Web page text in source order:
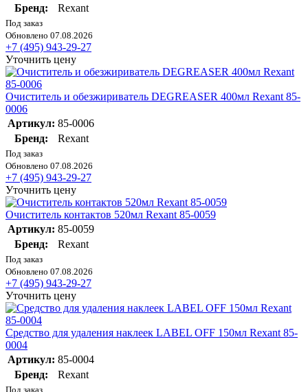
Бренд:
Rexant
Под заказ
Обновлено 07.08.2026
+7 (495) 943-29-27
Уточнить цену
Очиститель и обезжириватель DEGREASER 400мл Rexant 85-
0006
Артикул: 85-0006
Бренд:
Rexant
Под заказ
Обновлено 07.08.2026
+7 (495) 943-29-27
Уточнить цену
Очиститель контактов 520мл Rexant 85-0059
Артикул: 85-0059
Бренд:
Rexant
Под заказ
Обновлено 07.08.2026
+7 (495) 943-29-27
Уточнить цену
Средство для удаления наклеек LABEL OFF 150мл Rexant 85-
0004
Артикул: 85-0004
Бренд:
Rexant
Под заказ